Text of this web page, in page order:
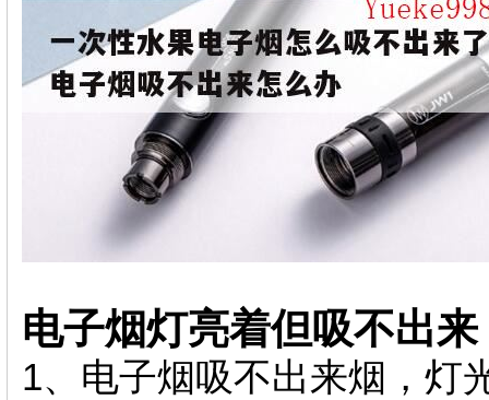
电子烟灯亮着但吸不出来
1、电子烟吸不出来烟，灯